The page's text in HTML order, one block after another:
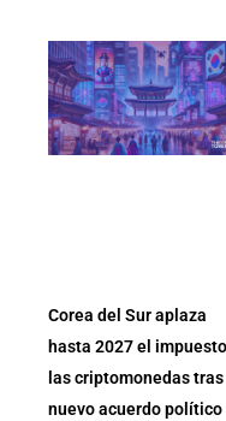
Corea del Sur aplaza
hasta 2027 el
las criptomonedas tras
nuevo acuerdo político